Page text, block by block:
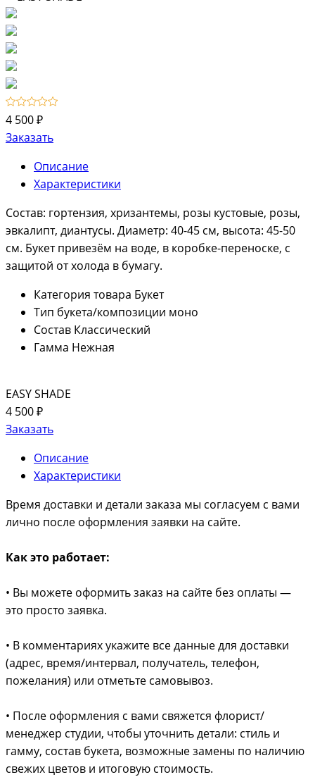
4 500 ₽
Заказать
Описание
Характеристики
Состав: гортензия, хризантемы, розы кустовые, розы,
эвкалипт, диантусы. Диаметр: 40-45 см, высота: 45-50
см. Букет привезём на воде, в коробке-переноске, с
защитой от холода в бумагу.
Категория товара Букет
Тип букета/композиции моно
Состав Классический
Гамма Нежная
EASY SHADE
4 500 ₽
Заказать
Описание
Характеристики
Время доставки и детали заказа мы согласуем с вами
лично после оформления заявки на сайте.
Как это работает:
• Вы можете оформить заказ на сайте без оплаты —
это просто заявка.
• В комментариях укажите все данные для доставки
(адрес, время/интервал, получатель, телефон,
пожелания) или отметьте самовывоз.
• После оформления с вами свяжется флорист/
менеджер студии, чтобы уточнить детали: стиль и
гамму, состав букета, возможные замены по наличию
свежих цветов и итоговую стоимость.